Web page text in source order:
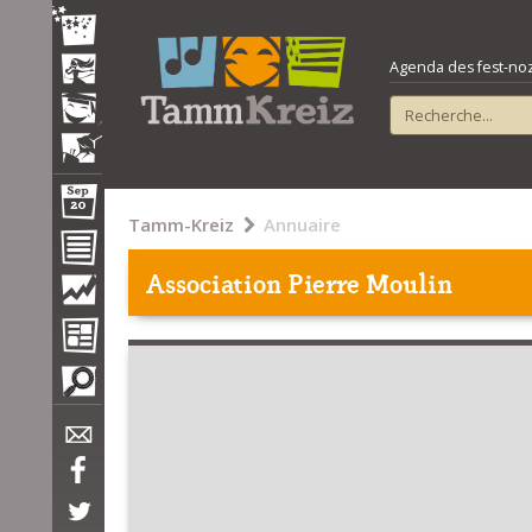
Agenda des fest-
Tamm-Kreiz Annuaire
Association Pierre Moulin